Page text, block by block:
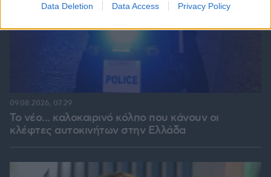
Data Deletion Data Access Privacy Policy
Το νέο... καλοκαιρινό κόλπο που κάνουν οι
κλέφτες αυτοκινήτων στην Ελλάδα
09.08.2026, 07:29